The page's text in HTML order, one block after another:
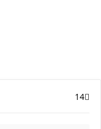
14